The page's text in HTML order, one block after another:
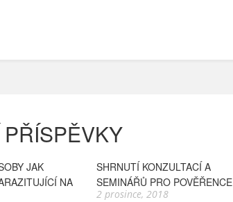
JAK
NA
SHRNUTÍ KONZULTACÍ A
SEMINÁŘŮ PRO POVĚŘENCE
2 prosince, 2018